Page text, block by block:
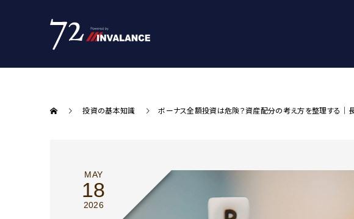
投資の基本知識 ボーナス全額投資は危険？資産配分の考え方を整理する｜長
MAY
18
2026